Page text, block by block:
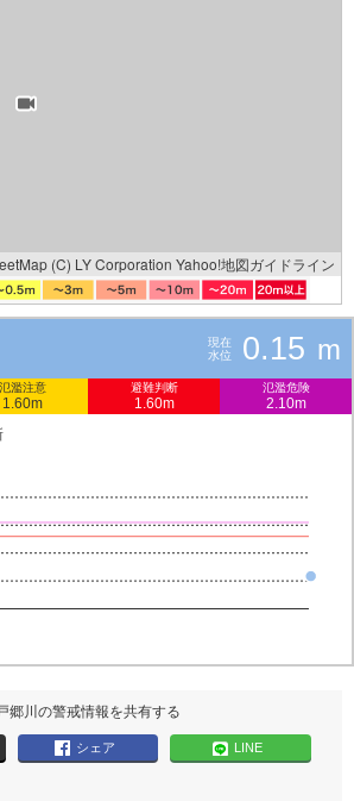
(C) LY Corporation Yahoo!地図ガイドライン
現在
水位
0.15 m
氾濫注意
1.60m
避難判断
1.60m
氾濫危険
2.10m
郷川の警戒情報を共有する
シェア LINE